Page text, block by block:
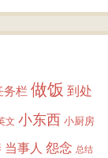
务栏 做饭 到处
文 小东西 小厨房
当事人 怨念 总结